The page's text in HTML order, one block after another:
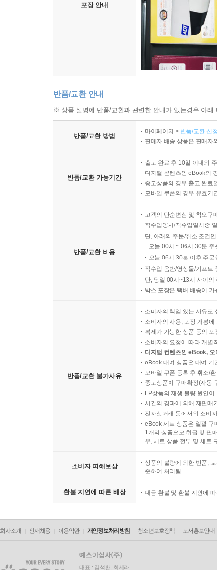
포장 안내
반품/교환 안내
※ 상품 설명에 반품/교환과 관련한 안내가 있는경우 아
반품/교환 방법
마이페이지 > 반품/교환 신
판매자 배송 상품은 판매자
반품/교환 가능기간
출고 완료 후 10일 이내의
디지털 콘텐츠인 eBook의
중고상품의 경우 출고 완료
모바일 쿠폰의 경우 유효기
반품/교환 비용
고객의 단순변심 및 착오구
직수입양서/직수입일서중
단, 아래의 주문/취소 조건
오늘 00시 ~ 06시 30분
오늘 06시 30분 이후 주
직수입 음반/영상물/기프트
단, 당일 00시~13시 사이의
박스 포장은 택배 배송이
반품/교환 불가사유
소비자의 책임 있는 사유로
소비자의 사용, 포장 개봉
복제가 가능한 상품 등의
소비자의 요청에 따라 개별
디지털 컨텐츠인 eBook,
eBook 대여 상품은 대여 기
모바일 쿠폰 등록 후 취소/
중고상품이 구매확정(자동
LP상품의 재생 불량 원인
시간의 경과에 의해 재판매
전자상거래 등에서의 소비
eBook 세트 상품은 일괄 구
1개의 상품으로 취급 및 판
우, 세트 상품 전부 및 세트
소비자 피해보상
상품의 불량에 의한 반품,
준하여 처리됨
환불 지연에 따른 배상 대금 환불 및 환불 지연에
회사소개 인재채용 이용약관 개인정보처리방침 청소년보호정책 도서홍보안내
대표 : 김석환, 최세라